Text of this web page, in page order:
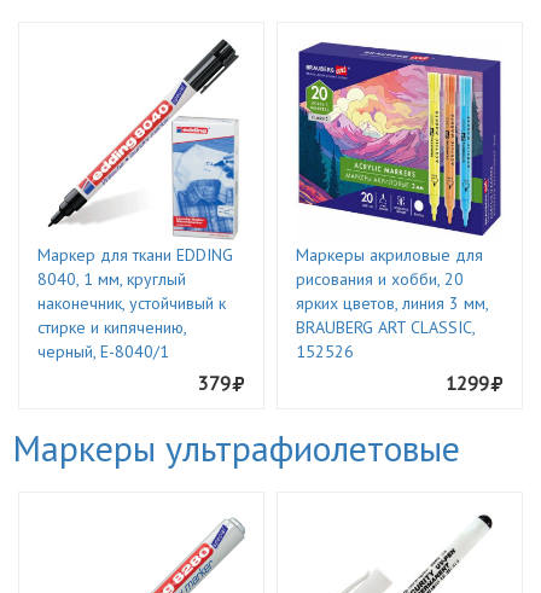
Маркер для ткани EDDING
8040, 1 мм, круглый
наконечник, устойчивый к
стирке и кипячению,
черный, E-8040/1
379
Маркеры акриловые для
рисования и хобби, 20
ярких цветов, линия 3 мм,
BRAUBERG ART CLASSIC,
152526
1299
Маркеры ультрафиолетовые